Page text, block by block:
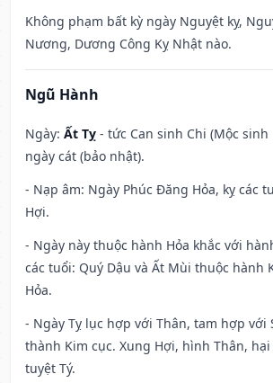
Không phạm bất kỳ ngày Nguyệt kỵ,
Nương, Dương Công Kỵ Nhật nào.
Ngũ Hành
Ngày: Ất Tỵ - tức Can sinh Chi (Mộc sinh
ngày cát (bảo nhật).
- Nạp âm: Ngày Phúc Đăng Hỏa, kỵ các
Hợi.
- Ngày này thuộc hành Hỏa khắc với
các tuổi: Quý Dậu và Ất Mùi thuộc hành
Hỏa.
- Ngày Tỵ lục hợp với Thân, tam hợp với
thành Kim cục. Xung Hợi, hình Thân,
tuyệt Tý.